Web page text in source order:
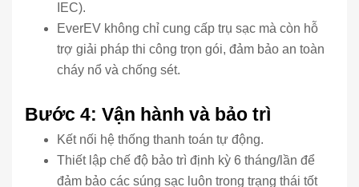
IEC).
EverEV không chỉ cung cấp trụ sạc mà còn hỗ
trợ giải pháp thi công trọn gói, đảm bảo an toàn
cháy nổ và chống sét.
Bước 4: Vận hành và bảo trì
Kết nối hệ thống thanh toán tự động.
Thiết lập chế độ bảo trì định kỳ 6 tháng/lần để
đảm bảo các súng sạc luôn trong trạng thái tốt